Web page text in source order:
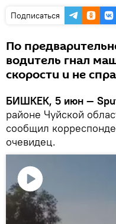
Подписаться
По
водитель гнал
скорости и не
БИШКЕК, 5 июн —
районе Чуйской
сообщил
очевидец.
Воспроизвести
видео